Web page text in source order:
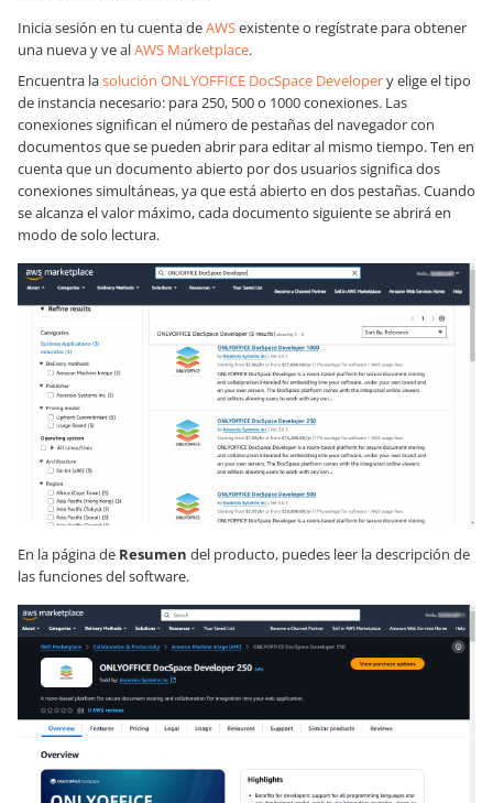
Inicia sesión en tu cuenta deAWSexistente o regístrate para obtener
una nueva y ve alAWS Marketplace.
Encuentra lasolución ONLYOFFICE DocSpace Developery elige el tipo
de instancia necesario: para 250, 500 o 1000 conexiones. Las
conexiones significan el número de pestañas del navegador con
documentos que se pueden abrir para editar al mismo tiempo. Ten en
cuenta que un documento abierto por dos usuarios significa dos
conexiones simultáneas, ya que está abierto en dos pestañas. Cuando
se alcanza el valor máximo, cada documento siguiente se abrirá en
modo de solo lectura.
En la página de Resumen del producto, puedes leer la descripción de
las funciones del software.